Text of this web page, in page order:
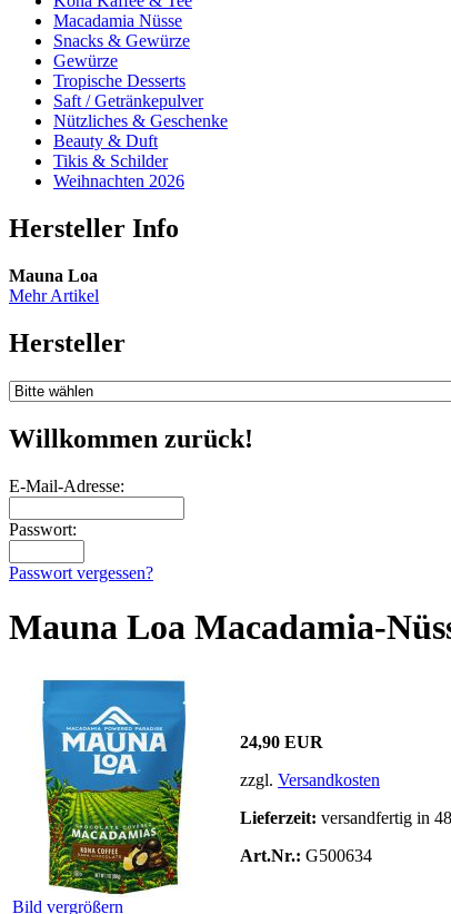
Macadamia Nüsse
Snacks & Gewürze
Gewürze
Tropische Desserts
Saft / Getränkepulver
Nützliches & Geschenke
Beauty & Duft
Tikis & Schilder
Weihnachten 2026
Hersteller Info
Mauna Loa
Mehr Artikel
Hersteller
Willkommen zurück!
E-Mail-Adresse:
Passwort:
Passwort vergessen?
Mauna Loa Macadamia-
Bild vergrößern
24,90 EUR
zzgl. Versandkosten
Lieferzeit: versandfertig in
Art.Nr.: G500634